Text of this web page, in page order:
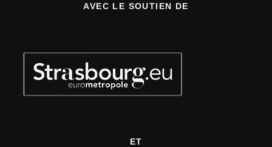
AVEC LE SOUTIEN DE
ET